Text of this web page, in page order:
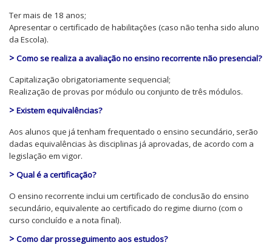
Ter mais de 18 anos;
Apresentar o certificado de habilitações (caso não tenha sido aluno
da Escola).
> Como se realiza a avaliação no ensino recorrente não presencial?
Capitalização obrigatoriamente sequencial;
Realização de provas por módulo ou conjunto de três módulos.
> Existem equivalências?
Aos alunos que já tenham frequentado o ensino secundário, serão
dadas equivalências às disciplinas já aprovadas, de acordo com a
legislação em vigor.
> Qual é a certificação?
O ensino recorrente inclui um certificado de conclusão do ensino
secundário, equivalente ao certificado do regime diurno (com o
curso concluído e a nota final).
> Como dar prosseguimento aos estudos?